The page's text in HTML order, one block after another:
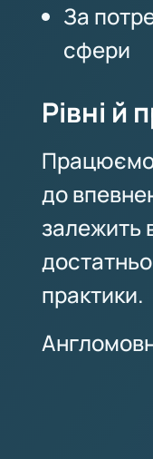
За
сфери
Рівні й
Працюємо
до
залежить
практики.